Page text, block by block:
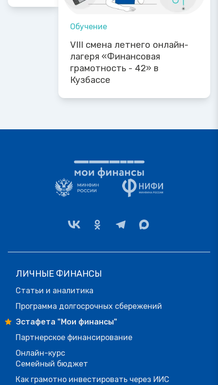
Обучение
VIII смена летнего онлайн-
лагеря «Финансовая
грамотность - 42» в
Кузбассе
ЛИЧНЫЕ ФИНАНСЫ
Статьи и аналитика
Программа долгосрочных сбережений
Эстафета "Мои финансы"
Партнерское финансирование
Онлайн-курс
Семейный бюджет
Как грамотно инвестировать через ИИС